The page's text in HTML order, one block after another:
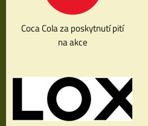
Coca Cola za poskytnutí pití
na akce